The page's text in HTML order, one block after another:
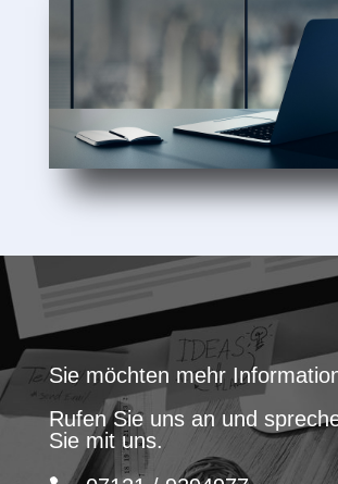
Sie möchten mehr
Rufen Sie uns an und
Sie mit uns.